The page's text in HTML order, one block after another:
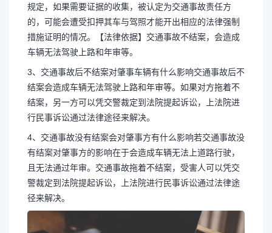
规定，如果需要证据的收集，被认定为交通事故责任方
的，可能会遭受扣押其车与驾照才能开出相应的法律强制
措施证明的情况。【法律依据】交通事故不结案，会造成
车辆无法驾驶上路和年审等。
3、交通事故后不结案对肇事车辆有什么影响交通事故后不
结案会造成车辆无法驾驶上路和年审等。如果对方拖着不
结案，另一方可以凭交警裁定到法院提起诉讼，上法院进
行民事诉讼通过法律途径来解决。
4、交通事故没有结案会对肇事方有什么影响若交通事故没
有结案对肇事方的影响在于会造成车辆无法上道路行驶，
且无法通过年审。交通事故拖着不结案，受害人可以凭交
警裁定到法院提起诉讼，上法院进行民事诉讼通过法律途
径来解决。
的扣押问题。交警部门扣押车辆是
故原因调查清楚，应当及时归还车
和解或不起...